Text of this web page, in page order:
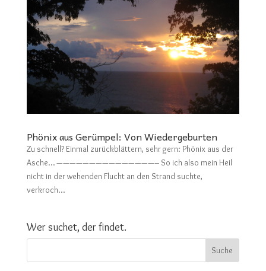
Phönix aus Gerümpel: Von Wiedergeburten
Zu schnell? Einmal zurückblättern, sehr gern: Phönix aus der
Asche… ———————————————– So ich also mein Heil
nicht in der wehenden Flucht an den Strand suchte,
verkroch...
Wer suchet, der findet.